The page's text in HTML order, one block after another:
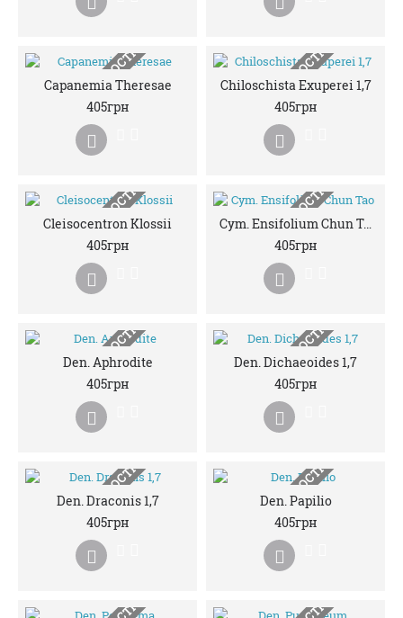
НЕМАЄ В НАЯВНОСТІ
Capanemia Theresae
405грн
НЕМАЄ В НАЯВНОСТІ
Chiloschista Exuperei 1,7
405грн
НЕМАЄ В НАЯВНОСТІ
Cleisocentron Klossii
405грн
НЕМАЄ В НАЯВНОСТІ
Cym. Ensifolium Chun Tao
405грн
НЕМАЄ В НАЯВНОСТІ
Den. Aphrodite
405грн
НЕМАЄ В НАЯВНОСТІ
Den. Dichaeoides 1,7
405грн
НЕМАЄ В НАЯВНОСТІ
Den. Draconis 1,7
405грн
НЕМАЄ В НАЯВНОСТІ
Den. Papilio
405грн